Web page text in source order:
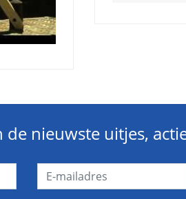
nieuwste uitjes,